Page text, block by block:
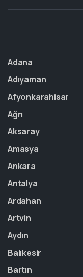
Adana
Adıyaman
Afyonkarahisar
Ağrı
Aksaray
Amasya
Ankara
Antalya
Ardahan
Artvin
Aydın
Balıkesir
Bartın